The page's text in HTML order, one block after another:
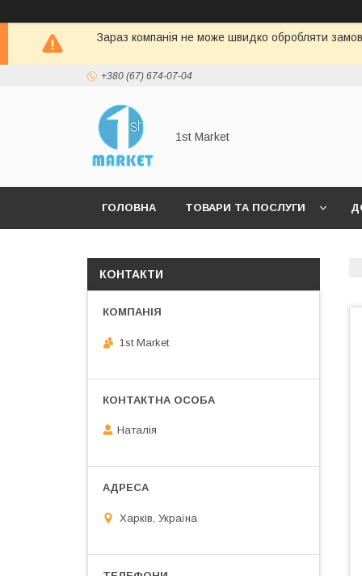
Зараз компанія не може швидко обробляти
+380 (67) 674-07-04
1st Market
ГОЛОВНА ТОВАРИ ТА ПОСЛУГИ
КОНТАКТИ
1st Market
Наталія
Харків, Україна